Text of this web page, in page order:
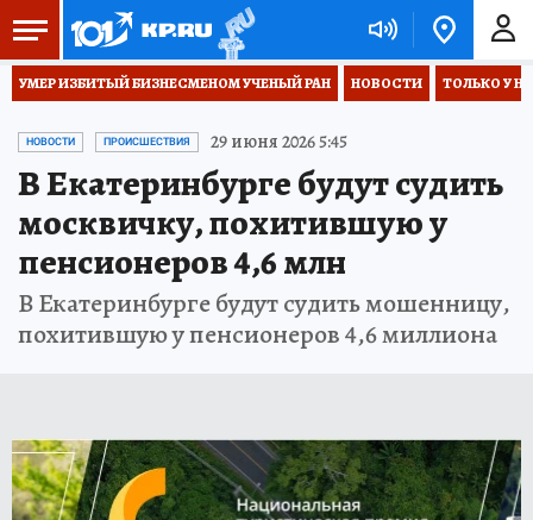
УМЕР ИЗБИТЫЙ БИЗНЕСМЕНОМ УЧЕНЫЙ РАН НОВОСТИ ТОЛЬКО У
НОВОСТИ ПРОИСШЕСТВИЯ 29 июня 2026 5:45
В Екатеринбурге будут судить
москвичку, похитившую у
пенсионеров 4,6 млн
В Екатеринбурге будут судить мошенницу,
похитившую у пенсионеров 4,6 миллиона